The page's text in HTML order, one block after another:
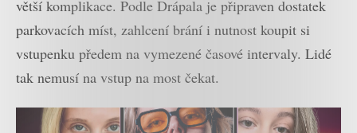
větší komplikace. Podle Drápala je připraven dostatek
parkovacích míst, zahlcení brání i nutnost koupit si
vstupenku předem na vymezené časové intervaly. Lidé
tak nemusí na vstup na most čekat.